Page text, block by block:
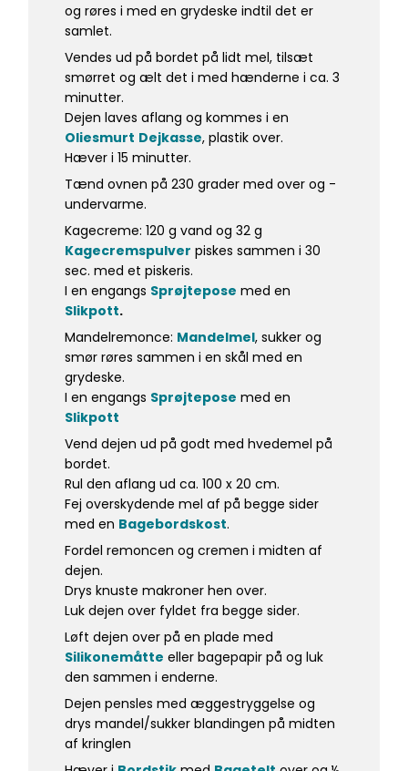
og røres i med en grydeske indtil det er
samlet.
Vendes ud på bordet på lidt mel, tilsæt
smørret og ælt det i med hænderne i ca. 3
minutter.
Dejen laves aflang og kommes i en
Oliesmurt Dejkasse, plastik over.
Hæver i 15 minutter.
Tænd ovnen på 230 grader med over og -
undervarme.
Kagecreme: 120 g vand og 32 g
Kagecremspulver piskes sammen i 30
sec. med et piskeris.
I en engangs Sprøjtepose med en
Slikpott.
Mandelremonce: Mandelmel, sukker og
smør røres sammen i en skål med en
grydeske.
I en engangs Sprøjtepose med en
Slikpott
Vend dejen ud på godt med hvedemel på
bordet.
Rul den aflang ud ca. 100 x 20 cm.
Fej overskydende mel af på begge sider
med en Bagebordskost.
Fordel remoncen og cremen i midten af
dejen.
Drys knuste makroner hen over.
Luk dejen over fyldet fra begge sider.
Løft dejen over på en plade med
Silikonemåtte eller bagepapir på og luk
den sammen i enderne.
Dejen pensles med æggestryggelse og
drys mandel/sukker blandingen på midten
af kringlen